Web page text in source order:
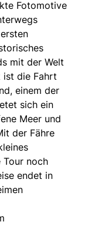
Fotomotive
mit der Welt
ist die Fahrt
einem der
sich ein
Meer und
der Fähre
Tour noch
endet in